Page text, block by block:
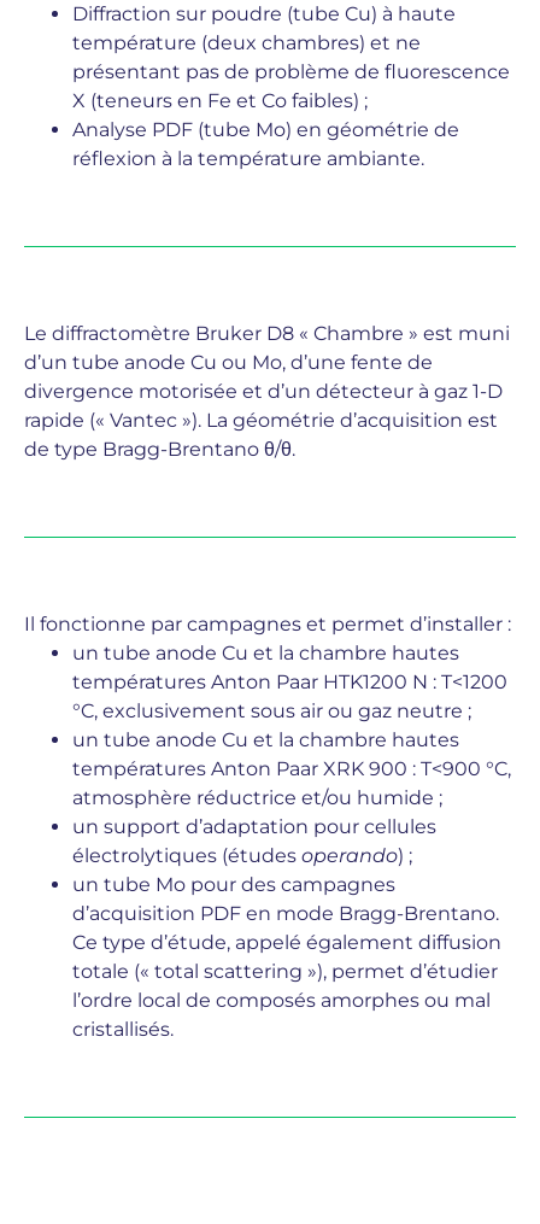
Diffraction sur poudre (tube Cu) à haute
température (deux chambres) et ne
présentant pas de problème de fluorescence
X (teneurs en Fe et Co faibles) ;
Analyse PDF (tube Mo) en géométrie de
réflexion à la température ambiante.
Le diffractomètre Bruker D8 « Chambre » est muni
d’un tube anode Cu ou Mo, d’une fente de
divergence motorisée et d’un détecteur à gaz 1-D
rapide (« Vantec »). La géométrie d’acquisition est
de type Bragg-Brentano θ/θ.
Il fonctionne par campagnes et permet d’installer :
un tube anode Cu et la chambre hautes
températures Anton Paar HTK1200 N : T<1200
°C, exclusivement sous air ou gaz neutre ;
un tube anode Cu et la chambre hautes
températures Anton Paar XRK 900 : T<900 °C,
atmosphère réductrice et/ou humide ;
un support d’adaptation pour cellules
électrolytiques (études operando) ;
un tube Mo pour des campagnes
d’acquisition PDF en mode Bragg-Brentano.
Ce type d’étude, appelé également diffusion
totale (« total scattering »), permet d’étudier
l’ordre local de composés amorphes ou mal
cristallisés.